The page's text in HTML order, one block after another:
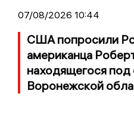
07/08/2026 10:44
США попросили
американца
находящегося под
Воронежской